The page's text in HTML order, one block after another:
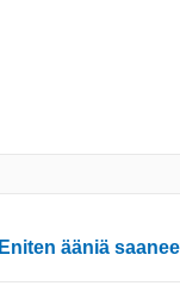
Eniten ääniä